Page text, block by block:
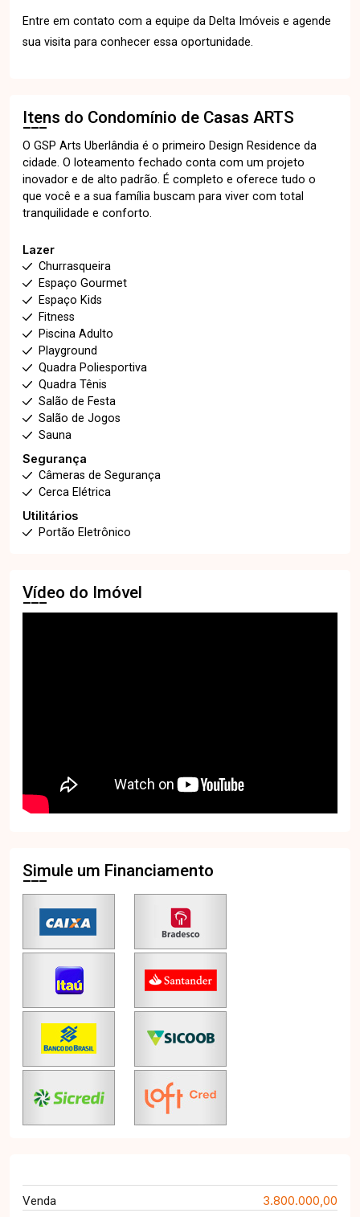
Entre em contato com a equipe da Delta Imóveis e agende
sua visita para conhecer essa oportunidade.
Itens do Condomínio de Casas ARTS
O GSP Arts Uberlândia é o primeiro Design Residence da
cidade. O loteamento fechado conta com um projeto
inovador e de alto padrão. É completo e oferece tudo o
que você e a sua família buscam para viver com total
tranquilidade e conforto.
Lazer
Churrasqueira
Espaço Gourmet
Espaço Kids
Fitness
Piscina Adulto
Playground
Quadra Poliesportiva
Quadra Tênis
Salão de Festa
Salão de Jogos
Sauna
Segurança
Câmeras de Segurança
Cerca Elétrica
Utilitários
Portão Eletrônico
Vídeo do Imóvel
Simule um Financiamento
Venda 3.800.000,00